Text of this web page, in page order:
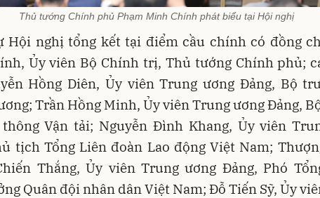
Thủ tướng Chính phủ Phạm Minh Chính phát biểu tại Hội nghị
Hội nghị tổng kết tại điểm cầu chính có đồng
Ủy viên Bộ Chính trị, Thủ tướng Chính phủ;
Hồng Diên, Ủy viên Trung ương Đảng, Bộ
Trần Hồng Minh, Ủy viên Trung ương Đảng,
thông Vận tải; Nguyễn Đình Khang, Ủy viên
tịch Tổng Liên đoàn Lao động Việt Nam;
Thắng, Ủy viên Trung ương Đảng, Phó
Quân đội nhân dân Việt Nam; Đỗ Tiến Sỹ, Ủy